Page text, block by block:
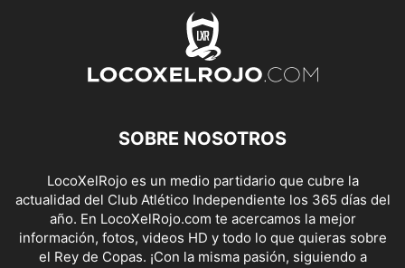
SOBRE NOSOTROS
LocoXelRojo es un medio partidario que cubre la
actualidad del Club Atlético Independiente los 365 días del
año. En LocoXelRojo.com te acercamos la mejor
información, fotos, videos HD y todo lo que quieras sobre
el Rey de Copas. ¡Con la misma pasión, siguiendo a